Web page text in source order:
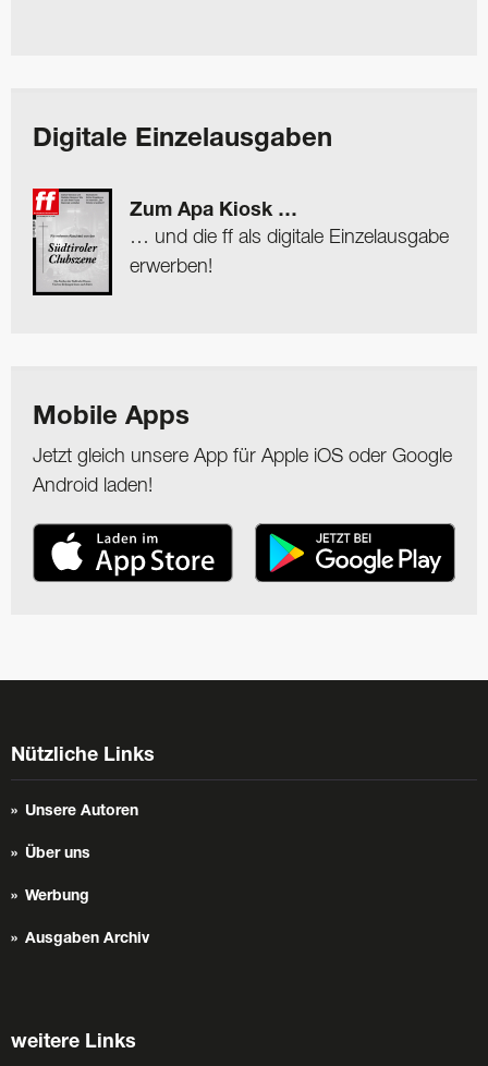
Digitale Einzelausgaben
Zum Apa Kiosk …
… und die ff als digitale Einzelausgabe
erwerben!
Mobile Apps
Jetzt gleich unsere App für Apple iOS oder Google
Android laden!
Nützliche Links
Unsere Autoren
Über uns
Werbung
Ausgaben Archiv
weitere Links